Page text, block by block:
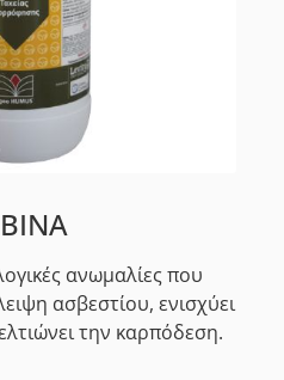
ανωμαλίες που
ασβεστίου, ενισχύει
την καρπόδεση.